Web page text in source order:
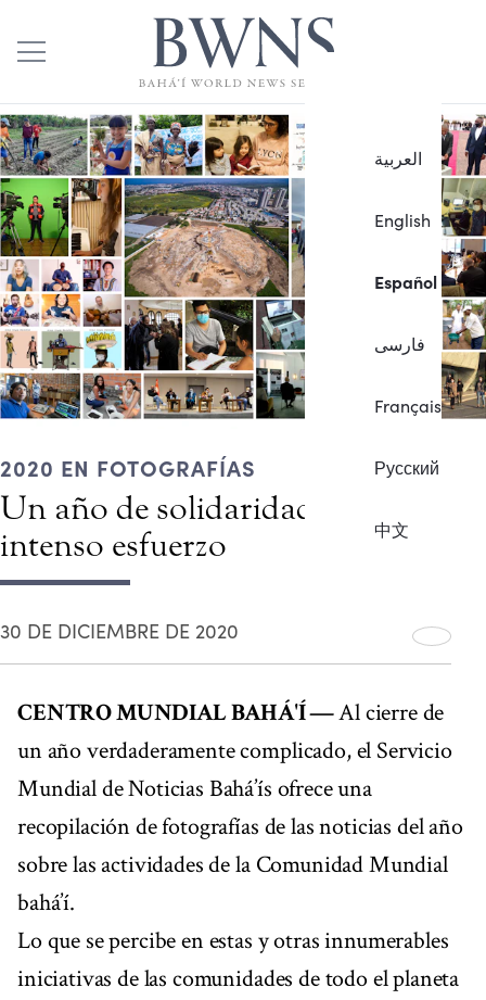
العربية
English
Español
فارسی
Français
Русский
中文
2020 EN FOTOGRAFÍAS
Un año de solidaridad y de
intenso esfuerzo
30 DE DICIEMBRE DE 2020
CENTRO MUNDIAL BAHÁ'Í —Al cierre de
un año verdaderamente complicado, el Servicio
Mundial de Noticias Bahá’ís ofrece una
recopilación de fotografías de las noticias del año
sobre las actividades de la Comunidad Mundial
bahá’í.
Lo que se percibe en estas y otras innumerables
iniciativas de las comunidades de todo el planeta